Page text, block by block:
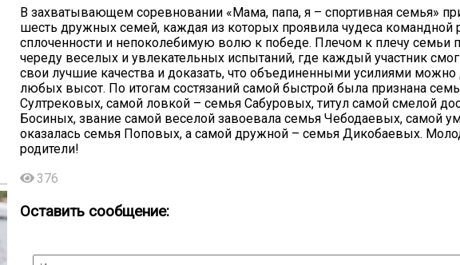
В захватывающем соревновании «Мама, папа, я – спортивная семья»
шесть дружных семей, каждая из которых проявила чудеса командной
сплоченности и непоколебимую волю к победе. Плечом к плечу семьи
череду веселых и увлекательных испытаний, где каждый участник
свои лучшие качества и доказать, что объединенными усилиями можно
любых высот. По итогам состязаний самой быстрой была признана
Султрековых, самой ловкой – семья Сабуровых, титул самой смелой
Босиных, звание самой веселой завоевала семья Чебодаевых, самой
оказалась семья Поповых, а самой дружной – семья Дикобаевых.
родители!
376
Оставить сообщение: